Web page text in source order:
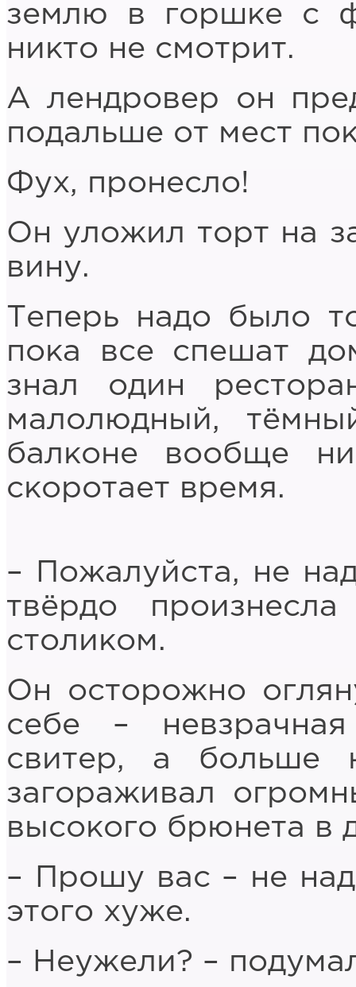
землю в горшке с
никто не смотрит.
А лендровер он
подальше от мест
Фух, пронесло!
Он уложил торт на
вину.
Теперь надо было
пока все спешат
знал один
малолюдный,
балконе вообще
скоротает время.
– Пожалуйста, не
твёрдо
столиком.
Он осторожно
себе –
свитер, а больше
загораживал
высокого брюнета в
– Прошу вас – не
этого хуже.
– Неужели? –